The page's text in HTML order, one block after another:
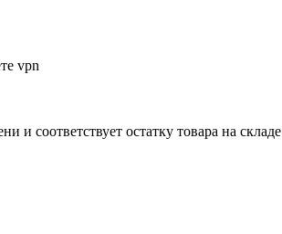
vpn
и соответствует остатку товара на складе